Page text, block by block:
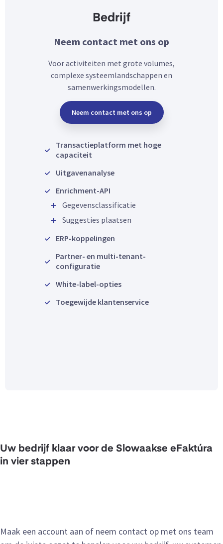
Bedrijf
Neem contact met ons op
Voor activiteiten met grote volumes,
complexe systeemlandschappen en
samenwerkingsmodellen.
Neem contact met ons op
Transactieplatform met hoge
capaciteit
Uitgavenanalyse
Enrichment-API
Gegevensclassificatie
Suggesties plaatsen
ERP-koppelingen
Partner- en multi-tenant-
configuratie
White-label-opties
Toegewijde klantenservice
Uw bedrijf klaar voor de Slowaakse eFaktúra
in vier stappen
Maak een account aan of neem contact op met ons team